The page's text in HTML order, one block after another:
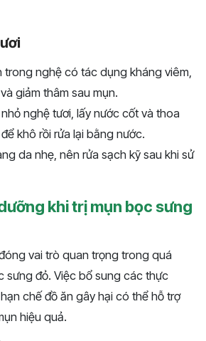
trong nghệ có tác dụng kháng viêm,
giảm thâm sau mụn.
nghệ tươi, lấy nước cốt và thoa
khô rồi rửa lại bằng nước.
da nhẹ, nên rửa sạch kỹ sau khi sử
khi trị mụn bọc sưng
vai trò quan trọng trong quá
sưng đỏ. Việc bổ sung các thực
chế đồ ăn gây hại có thể hỗ trợ
hiệu quả.